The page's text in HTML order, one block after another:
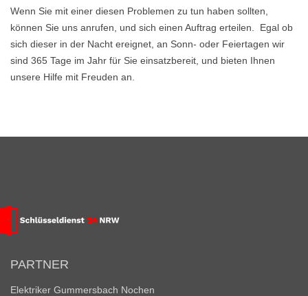
Wenn Sie mit einer diesen Problemen zu tun haben sollten,
können Sie uns anrufen, und sich einen Auftrag erteilen. Egal ob
sich dieser in der Nacht ereignet, an Sonn- oder Feiertagen wir
sind 365 Tage im Jahr für Sie einsatzbereit, und bieten Ihnen
unsere Hilfe mit Freuden an.
PARTNER
Elektriker Gummersbach Nochen